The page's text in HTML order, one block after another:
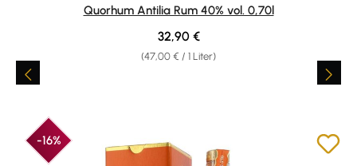
Quorhum Antilia Rum 40% vol. 0,70l
(47,00 € / 1 Liter)
Regulärer Preis:
32,90 €
-16%